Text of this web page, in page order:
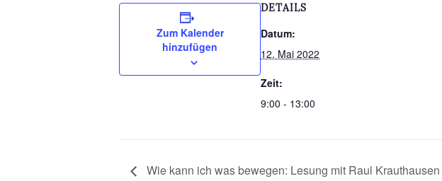
Zum Kalender
hinzufügen
DETAILS
Datum:
12. Mai 2022
Zeit:
9:00 - 13:00
Wie kann ich was bewegen: Lesung mit Raul Krauthausen